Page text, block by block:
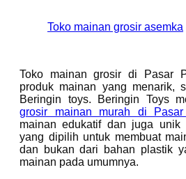
Toko mainan grosir asemka
Toko mainan grosir di Pasar
produk mainan yang menarik,
Beringin toys. Beringin Toys
grosir mainan murah di
mainan edukatif dan juga unik
yang dipilih untuk membuat
dan bukan dari bahan plastik
mainan pada umumnya.